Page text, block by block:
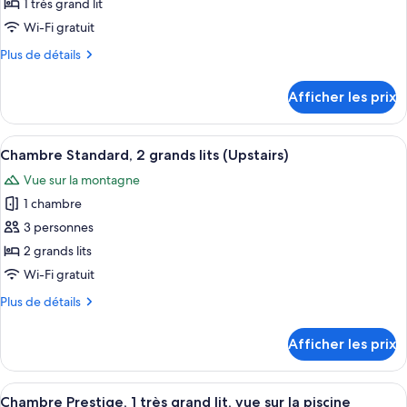
type
chambre :
très
grand
lit
(Upstairs)
1 très grand lit
Wi-Fi gratuit
Plus de détails
Plus
Chambre
Deluxe,
1
grand
lit
(Upstairs)
Afficher les prix
Afficher
toutes
les
photos
pour
ce
type
chambre :
2
grands
Une petite pièce agréable et
3
Chambre Standard, 2 grands lits (Upstairs)
Vue sur la montagne
1 chambre
3 personnes
2 grands lits
Wi-Fi gratuit
Plus de détails
Plus
Chambre
Standard,
2
Afficher les prix
Afficher
Une chambre moderne avec un
6
Chambre Prestige, 1 très grand lit, vue sur la piscine